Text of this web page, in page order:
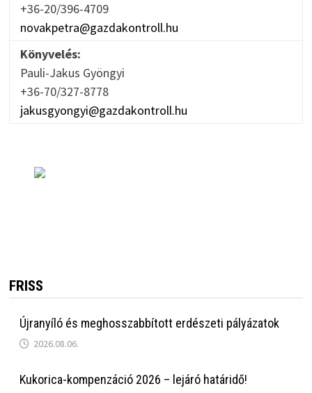
+36-20/396-4709
novakpetra@gazdakontroll.hu
Könyvelés:
Pauli-Jakus Gyöngyi
+36-70/327-8778
jakusgyongyi@gazdakontroll.hu
FRISS
Újranyíló és meghosszabbított erdészeti pályázatok
2026.08.06.
Kukorica-kompenzáció 2026 – lejáró határidő!